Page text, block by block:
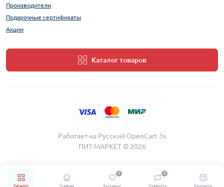
Каталог Главная Закладки
0
Сравнить
0
Контакты
Производители
Подарочные сертификаты
Акции
Каталог товаров
Работает на Русский OpenCart 3х
ПИТ-МАРКЕТ © 2026